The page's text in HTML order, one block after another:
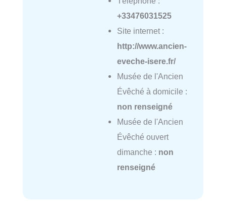
+33476031525
Site internet :
http://www.ancien-
eveche-isere.fr/
Musée de l'Ancien
Évêché à domicile :
non renseigné
Musée de l'Ancien
Évêché ouvert
dimanche : non
renseigné